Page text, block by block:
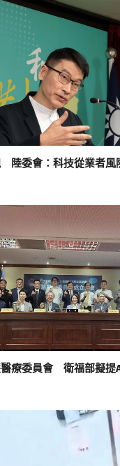
陸委會：科技從業者風
療委員會 衛福部擬提